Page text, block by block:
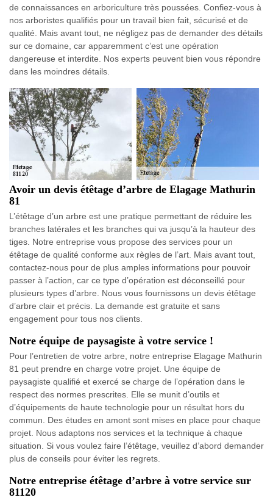
de connaissances en arboriculture très poussées. Confiez-vous à
nos arboristes qualifiés pour un travail bien fait, sécurisé et de
qualité. Mais avant tout, ne négligez pas de demander des détails
sur ce domaine, car apparemment c’est une opération
dangereuse et interdite. Nos experts peuvent bien vous répondre
dans les moindres détails.
Avoir un devis étêtage d’arbre de Elagage Mathurin
81
L’étêtage d’un arbre est une pratique permettant de réduire les
branches latérales et les branches qui va jusqu’à la hauteur des
tiges. Notre entreprise vous propose des services pour un
étêtage de qualité conforme aux règles de l’art. Mais avant tout,
contactez-nous pour de plus amples informations pour pouvoir
passer à l’action, car ce type d’opération est déconseillé pour
plusieurs types d’arbre. Nous vous fournissons un devis étêtage
d’arbre clair et précis. La demande est gratuite et sans
engagement pour tous nos clients.
Notre équipe de paysagiste à votre service !
Pour l’entretien de votre arbre, notre entreprise Elagage Mathurin
81 peut prendre en charge votre projet. Une équipe de
paysagiste qualifié et exercé se charge de l’opération dans le
respect des normes prescrites. Elle se munit d’outils et
d’équipements de haute technologie pour un résultat hors du
commun. Des études en amont sont mises en place pour chaque
projet. Nous adaptons nos services et la technique à chaque
situation. Si vous voulez faire l’étêtage, veuillez d’abord demander
plus de conseils pour éviter les regrets.
Notre entreprise étêtage d’arbre à votre service sur
81120